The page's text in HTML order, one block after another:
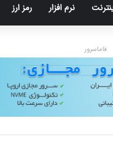
نرم افزار رمز ارز
فاماسرور